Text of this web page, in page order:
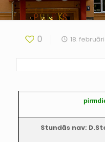
0 18.
Stundās nav: